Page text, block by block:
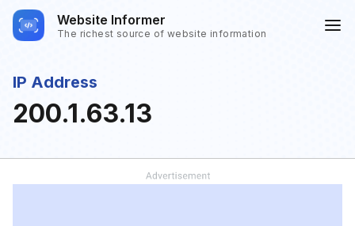
Website Informer
The richest source of website information
IP Address
200.1.63.13